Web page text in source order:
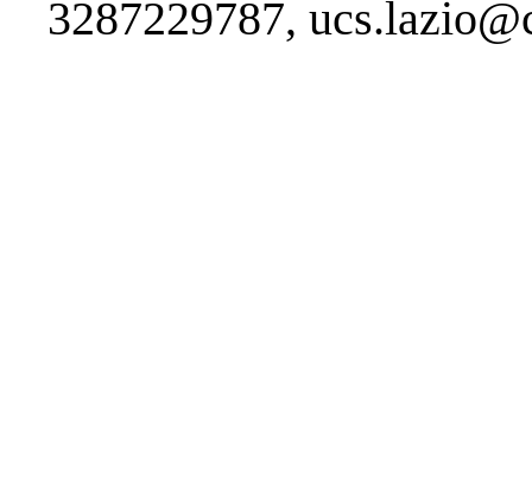
3287229787,